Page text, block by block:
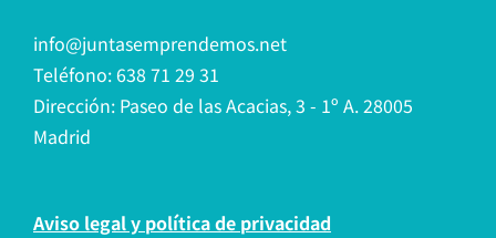
info@juntasemprendemos.net
Teléfono: 638 71 29 31
Dirección: Paseo de las Acacias, 3 - 1º A. 28005
Madrid
Aviso legal y política de privacidad